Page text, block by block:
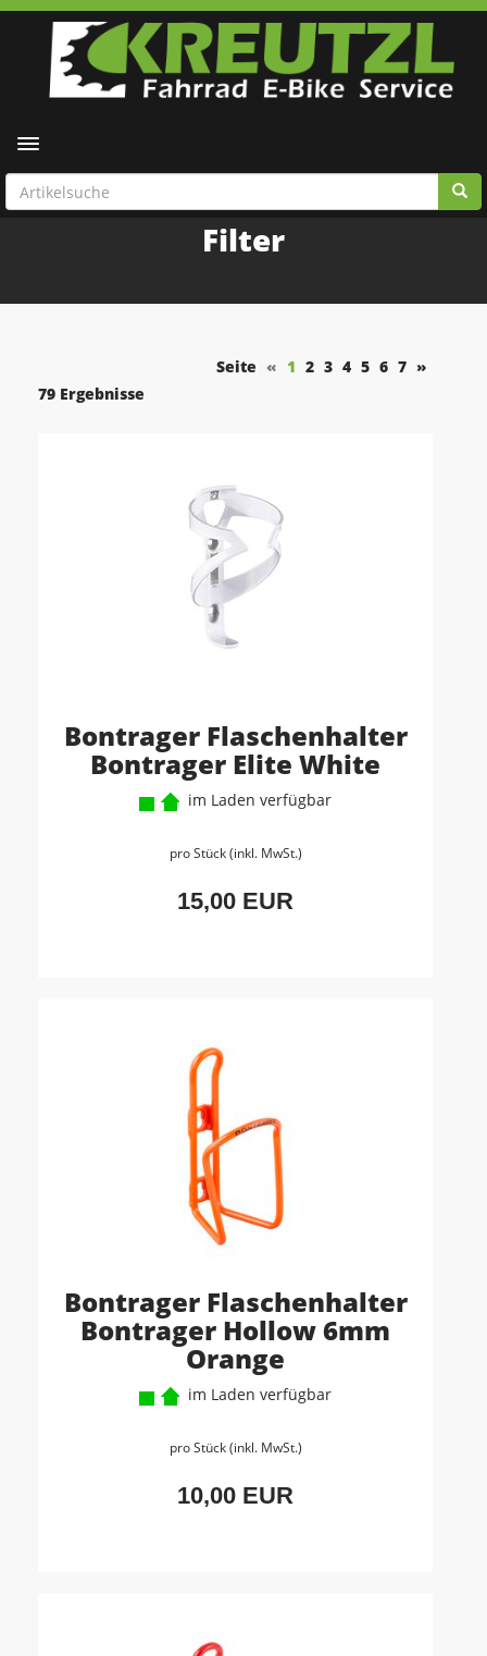
Toggle navigation
Filter
Seite « 1 2 3 4 5 6 7 »
79 Ergebnisse
Bontrager Flaschenhalter
Bontrager Elite White
im Laden verfügbar
pro Stück (inkl. MwSt.)
15,00 EUR
Bontrager Flaschenhalter
Bontrager Hollow 6mm
Orange
im Laden verfügbar
pro Stück (inkl. MwSt.)
10,00 EUR